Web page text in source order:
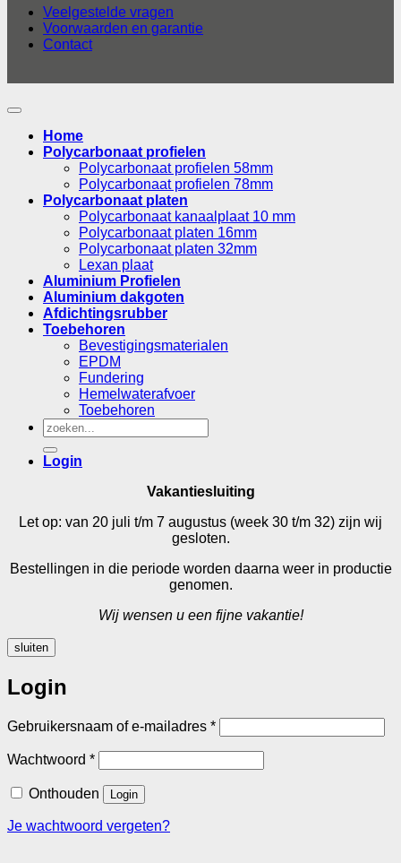
Veelgestelde vragen
Voorwaarden en garantie
Contact
Home
Polycarbonaat profielen
Polycarbonaat profielen 58mm
Polycarbonaat profielen 78mm
Polycarbonaat platen
Polycarbonaat kanaalplaat 10 mm
Polycarbonaat platen 16mm
Polycarbonaat platen 32mm
Lexan plaat
Aluminium Profielen
Aluminium dakgoten
Afdichtingsrubber
Toebehoren
Bevestigingsmaterialen
EPDM
Fundering
Hemelwaterafvoer
Toebehoren
Zoeken
naar:
Login
Vakantiesluiting
Let op: van 20 juli t/m 7 augustus (week 30 t/m 32) zijn wij
gesloten.
Bestellingen in die periode worden daarna weer in productie
genomen.
Wij wensen u een fijne vakantie!
sluiten
Login
Gebruikersnaam of e-mailadres *Vereist
Wachtwoord *Vereist
Onthouden Login
Je wachtwoord vergeten?